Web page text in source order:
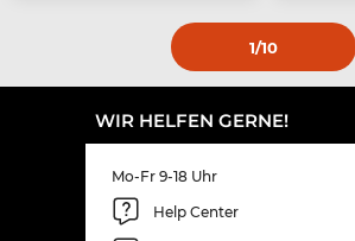
1/10
WIR HELFEN GERNE!
Mo-Fr 9-18 Uhr
Help Center